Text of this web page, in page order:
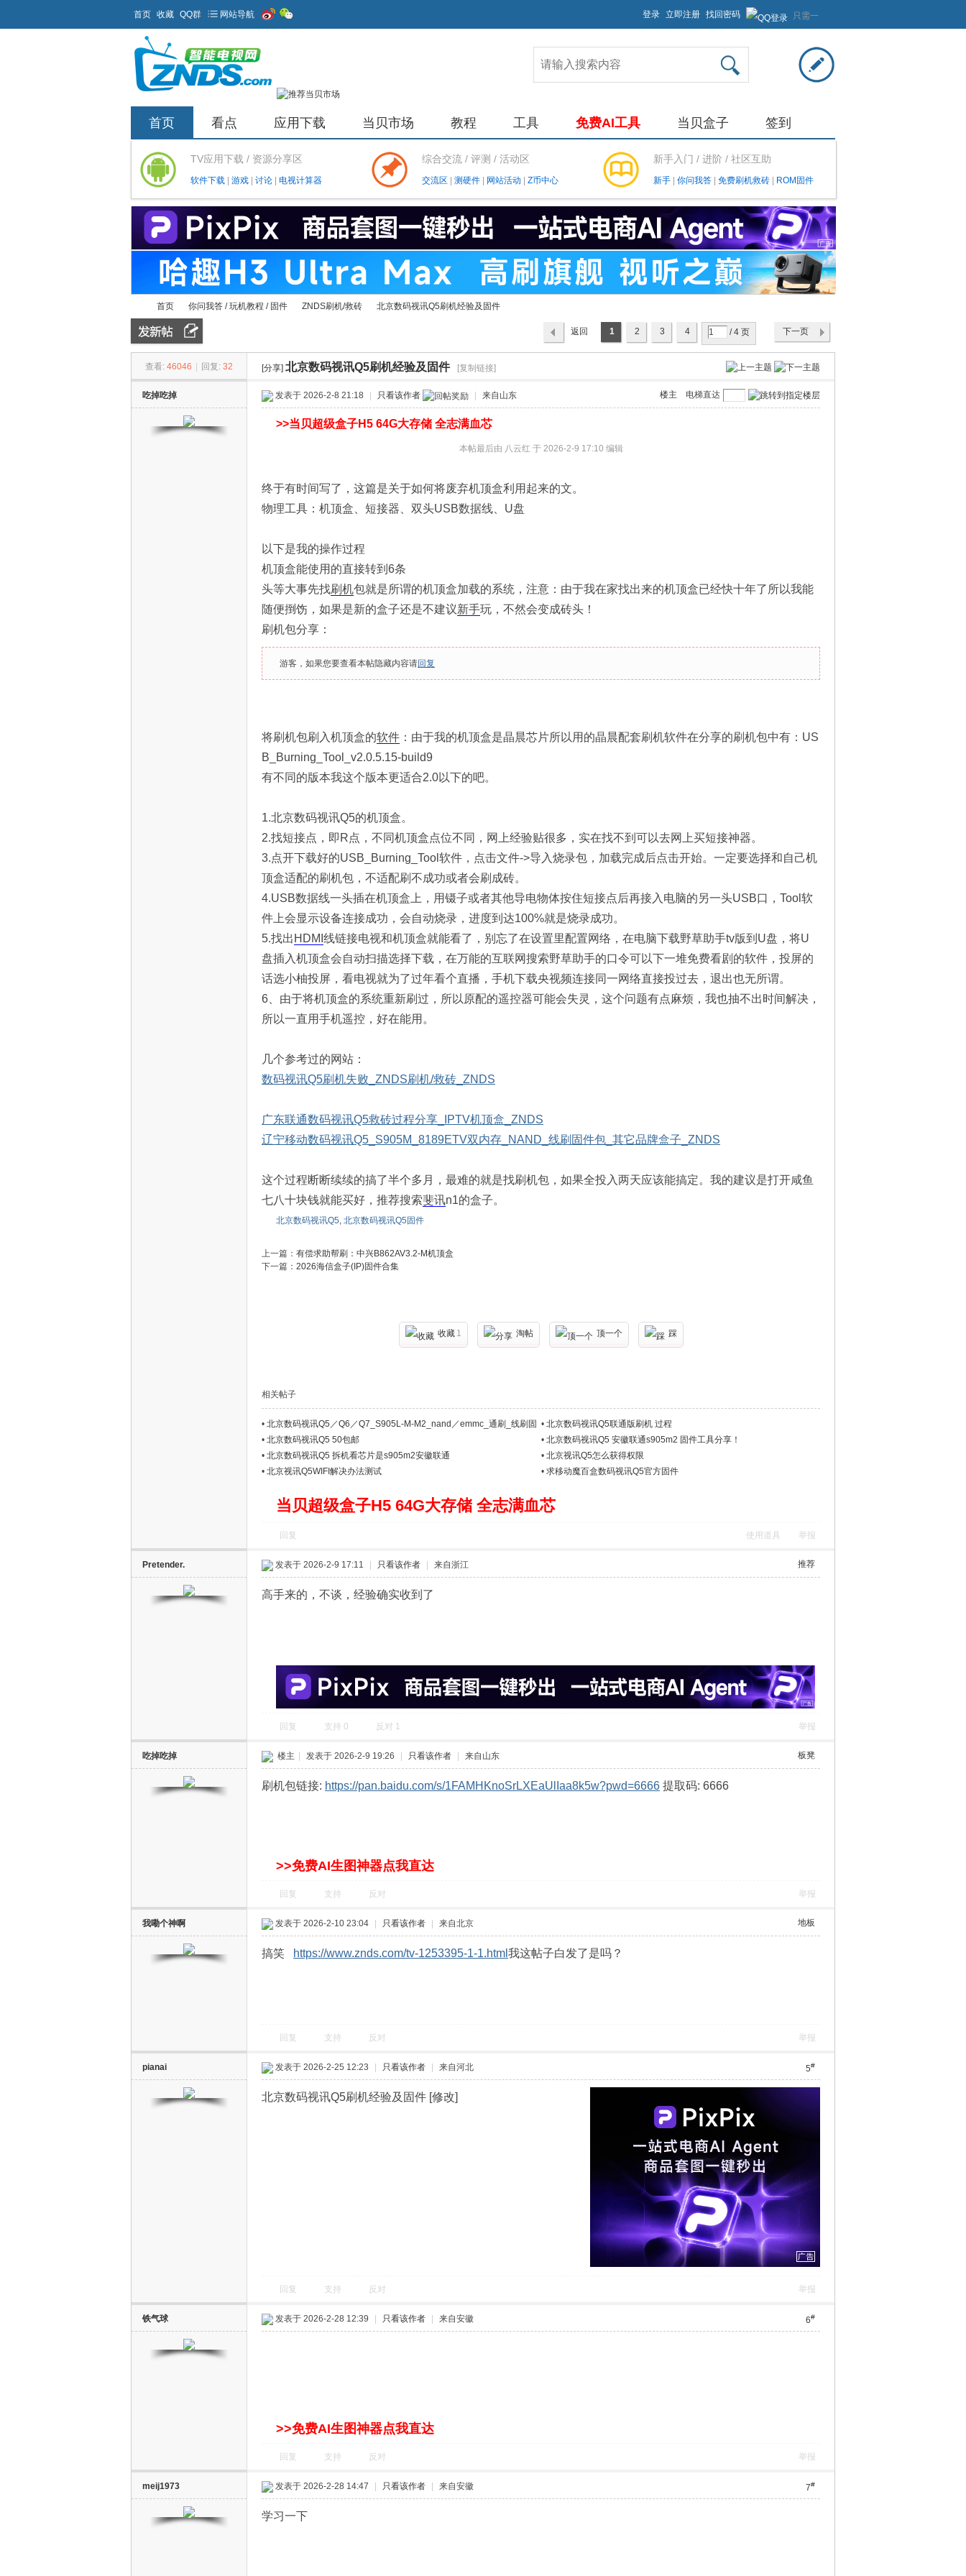
首页 收藏 QQ群 网站导航 只需一
步，快
速开始
登录 立即注册 找回密码
首页 看点 应用下载 当贝市场 教程 工具 免费AI工具 当贝盒子 签到
TV应用下载 / 资源分享区
软件下载 游戏 讨论 电视计算器
综合交流 / 评测 / 活动区
交流区 测硬件 网站活动 Z币中心
新手入门 / 进阶 / 社区互助
新手 你问我答 免费刷机救砖 ROM固件
»
首页
›
你问我答 / 玩机教程 / 固件
›
ZNDS刷机/救砖
›
北京数码视讯Q5刷机经验及固件
1 2 3 4 / 4 页 下一页
返回
列表
查看: 46046 回复: 32 [分享] 北京数码视讯Q5刷机经验及固件 [复制链接]
吃掉吃掉 电梯直达
楼主
发表于 2026-2-8 21:18 只看该作者 来自山东
>>当贝超级盒子H5 64G大存储 全志满血芯
本帖最后由 八云红 于 2026-2-9 17:10 编辑
终于有时间写了，这篇是关于如何将废弃机顶盒利用起来的文。
物理工具：机顶盒、短接器、双头USB数据线、U盘
以下是我的操作过程
机顶盒能使用的直接转到6条
头等大事先找刷机包就是所谓的机顶盒加载的系统，注意：由于我在家找出来的机顶盒已经快十年了所以我能
随便捯饬，如果是新的盒子还是不建议新手玩，不然会变成砖头！
刷机包分享：
游客，如果您要查看本帖隐藏内容请回复
将刷机包刷入机顶盒的软件 ：由于我的机顶盒是晶晨芯片所以用的晶晨配套刷机软件在分享的刷机包中有：US
B_Burning_Tool_v2.0.5.15-build9
有不同的版本我这个版本更适合2.0以下的吧。
1.北京数码视讯Q5的机顶盒。
2.找短接点，即R点，不同机顶盒点位不同，网上经验贴很多，实在找不到可以去网上买短接神器。
3.点开下载好的USB_Burning_Tool软件，点击文件->导入烧录包，加载完成后点击开始。一定要选择和自己机
顶盒适配的刷机包，不适配刷不成功或者会刷成砖。
4.USB数据线一头插在机顶盒上，用镊子或者其他导电物体按住短接点后再接入电脑的另一头USB口，Tool软
件上会显示设备连接成功，会自动烧录，进度到达100%就是烧录成功。
5.找出 HDMI 线链接电视和机顶盒就能看了，别忘了在设置里配置网络，在电脑下载野草助手tv版到U盘，将U
盘插入机顶盒会自动扫描选择下载，在万能的互联网搜索野草助手的口令可以下一堆免费看剧的软件，投屏的
话选小柚投屏，看电视就为了过年看个直播，手机下载央视频连接同一网络直接投过去，退出也无所谓。
6、由于将机顶盒的系统重新刷过，所以原配的遥控器可能会失灵，这个问题有点麻烦，我也抽不出时间解决，
所以一直用手机遥控，好在能用。
几个参考过的网站：
数码视讯Q5刷机失败_ZNDS刷机/救砖_ZNDS
广东联通数码视讯Q5救砖过程分享_IPTV机顶盒_ZNDS
辽宁移动数码视讯Q5_S905M_8189ETV双内存_NAND_线刷固件包_其它品牌盒子_ZNDS
这个过程断断续续的搞了半个多月，最难的就是找刷机包，如果全投入两天应该能搞定。我的建议是打开咸鱼
七八十块钱就能买好，推荐搜索斐讯n1的盒子。
北京数码视讯Q5, 北京数码视讯Q5固件
上一篇： 有偿求助帮刷：中兴B862AV3.2-M机顶盒
下一篇： 2026海信盒子(IP)固件合集
收藏 1 淘帖 顶一个 踩
相关帖子
• 北京数码视讯Q5／Q6／Q7_S905L-M-M2_nand／emmc_通刷_线刷固
件包
• 北京数码视讯Q5联通版刷机 过程
• 北京数码视讯Q5 50包邮 • 北京数码视讯Q5 安徽联通s905m2 固件工具分享！
• 北京数码视讯Q5 拆机看芯片是s905m2安徽联通 • 北京视讯Q5怎么获得权限
• 北京视讯Q5WIFI解决办法测试 • 求移动魔百盒数码视讯Q5官方固件
当贝超级盒子H5 64G大存储 全志满血芯
回复 使用道具 举报
Pretender. 推荐
发表于 2026-2-9 17:11 只看该作者 来自浙江
高手来的，不谈，经验确实收到了
回复 支持 0 反对 1 举报
吃掉吃掉 板凳
楼主 发表于 2026-2-9 19:26 只看该作者 来自山东
刷机包链接: https://pan.baidu.com/s/1FAMHKnoSrLXEaUlIaa8k5w?pwd=6666 提取码: 6666
>>免费AI生图神器点我直达
回复 支持 反对 举报
我嘞个神啊 地板
发表于 2026-2-10 23:04 只看该作者 来自北京
搞笑 https://www.znds.com/tv-1253395-1-1.html 我这帖子白发了是吗？
回复 支持 反对 举报
pianai 5#
发表于 2026-2-25 12:23 只看该作者 来自河北
北京数码视讯Q5刷机经验及固件 [修改]
回复 支持 反对 举报
铁气球 6#
发表于 2026-2-28 12:39 只看该作者 来自安徽
>>免费AI生图神器点我直达
回复 支持 反对 举报
meij1973 7#
发表于 2026-2-28 14:47 只看该作者 来自安徽
学习一下